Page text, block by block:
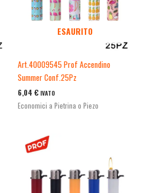
ESAURITO
Art.40009545 Prof Accendino
Summer Conf.25Pz
6,04 € IVATO
Economici a Pietrina o Piezo